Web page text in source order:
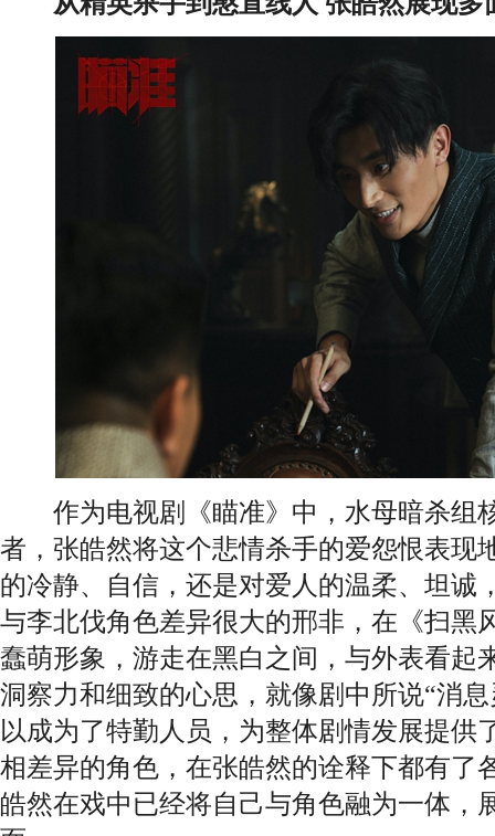
作为电视剧《瞄准》中，水母暗杀组
者，张皓然将这个悲情杀手的爱怨恨表现
的冷静、自信，还是对爱人的温柔、坦诚
与李北伐角色差异很大的邢非，在《扫黑
蠢萌形象，游走在黑白之间，与外表看起
洞察力和细致的心思，就像剧中所说“消
以成为了特勤人员，为整体剧情发展提供
相差异的角色，在张皓然的诠释下都有了
皓然在戏中已经将自己与角色融为一体，